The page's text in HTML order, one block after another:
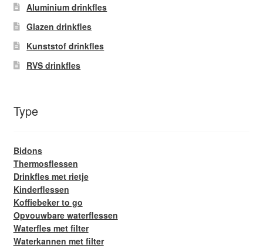
Reviews waterflessenwinkel.nl
Contact Waterflessenwinkel.nl
Aluminium drinkfles
Glazen drinkfles
Kunststof drinkfles
RVS drinkfles
Type
Bidons
Thermosflessen
Drinkfles met rietje
Kinderflessen
Koffiebeker to go
Opvouwbare waterflessen
Waterfles met filter
Waterkannen met filter